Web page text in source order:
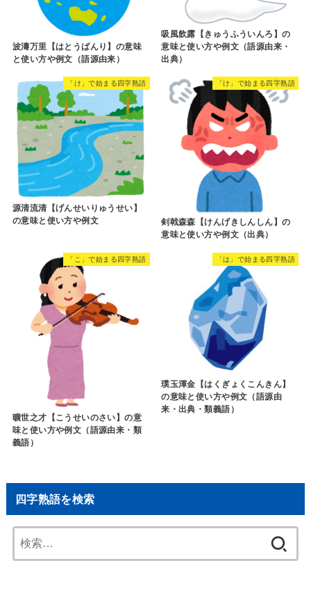
波濤万里【はとうばんり】の意味
と使い方や例文（語源由来）
吸風飲露【きゅうふういんろ】の
意味と使い方や例文（語源由来・
出典）
「け」で始まる四字熟語
源清流清【げんせいりゅうせい】
の意味と使い方や例文
「け」で始まる四字熟語
剣戟森森【けんげきしんしん】の
意味と使い方や例文（出典）
「こ」で始まる四字熟語
曠世之才【こうせいのさい】の意
味と使い方や例文（語源由来・類
義語）
「は」で始まる四字熟語
璞玉渾金【はくぎょくこんきん】
の意味と使い方や例文（語源由
来・出典・類義語）
四字熟語を検索
索: